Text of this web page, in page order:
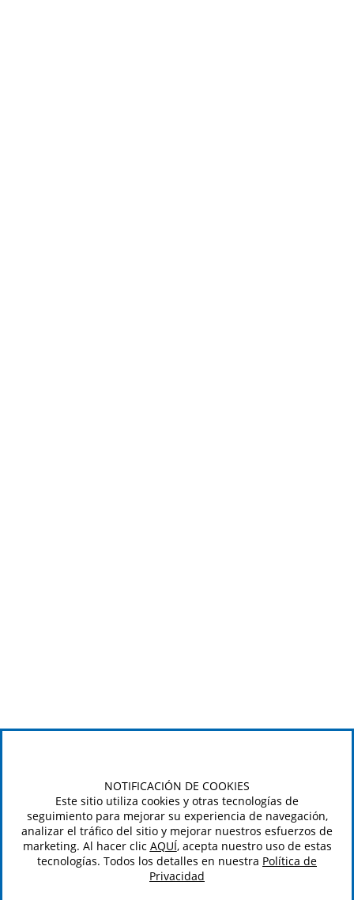
NOTIFICACIÓN DE COOKIES
Este sitio utiliza cookies y otras tecnologías de
seguimiento para mejorar su experiencia de navegación,
analizar el tráfico del sitio y mejorar nuestros esfuerzos de
marketing. Al hacer clic AQUÍ, acepta nuestro uso de estas
tecnologías. Todos los detalles en nuestra Política de
Privacidad